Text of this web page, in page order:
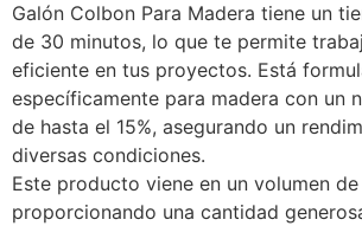
Galón Colbon Para Madera tiene un
de 30 minutos, lo que te permite
eficiente en tus proyectos. Está
específicamente para madera con un
de hasta el 15%, asegurando un
diversas condiciones.
Este producto viene en un volumen
proporcionando una cantidad